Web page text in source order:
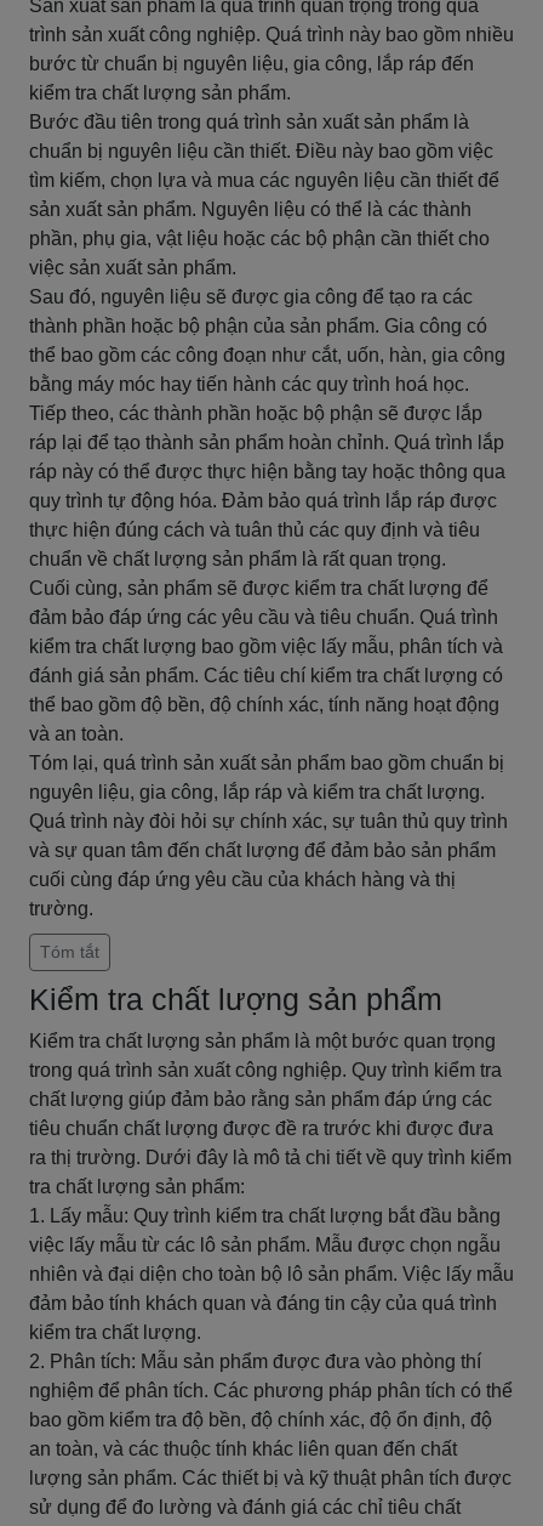
Sản xuất sản phẩm là quá trình quan trọng trong quá
trình sản xuất công nghiệp. Quá trình này bao gồm nhiều
bước từ chuẩn bị nguyên liệu, gia công, lắp ráp đến
kiểm tra chất lượng sản phẩm.
Bước đầu tiên trong quá trình sản xuất sản phẩm là
chuẩn bị nguyên liệu cần thiết. Điều này bao gồm việc
tìm kiếm, chọn lựa và mua các nguyên liệu cần thiết để
sản xuất sản phẩm. Nguyên liệu có thể là các thành
phần, phụ gia, vật liệu hoặc các bộ phận cần thiết cho
việc sản xuất sản phẩm.
Sau đó, nguyên liệu sẽ được gia công để tạo ra các
thành phần hoặc bộ phận của sản phẩm. Gia công có
thể bao gồm các công đoạn như cắt, uốn, hàn, gia công
bằng máy móc hay tiến hành các quy trình hoá học.
Tiếp theo, các thành phần hoặc bộ phận sẽ được lắp
ráp lại để tạo thành sản phẩm hoàn chỉnh. Quá trình lắp
ráp này có thể được thực hiện bằng tay hoặc thông qua
quy trình tự động hóa. Đảm bảo quá trình lắp ráp được
thực hiện đúng cách và tuân thủ các quy định và tiêu
chuẩn về chất lượng sản phẩm là rất quan trọng.
Cuối cùng, sản phẩm sẽ được kiểm tra chất lượng để
đảm bảo đáp ứng các yêu cầu và tiêu chuẩn. Quá trình
kiểm tra chất lượng bao gồm việc lấy mẫu, phân tích và
đánh giá sản phẩm. Các tiêu chí kiểm tra chất lượng có
thể bao gồm độ bền, độ chính xác, tính năng hoạt động
và an toàn.
Tóm lại, quá trình sản xuất sản phẩm bao gồm chuẩn bị
nguyên liệu, gia công, lắp ráp và kiểm tra chất lượng.
Quá trình này đòi hỏi sự chính xác, sự tuân thủ quy trình
và sự quan tâm đến chất lượng để đảm bảo sản phẩm
cuối cùng đáp ứng yêu cầu của khách hàng và thị
trường.
Tóm tắt
Kiểm tra chất lượng sản phẩm
Kiểm tra chất lượng sản phẩm là một bước quan trọng
trong quá trình sản xuất công nghiệp. Quy trình kiểm tra
chất lượng giúp đảm bảo rằng sản phẩm đáp ứng các
tiêu chuẩn chất lượng được đề ra trước khi được đưa
ra thị trường. Dưới đây là mô tả chi tiết về quy trình kiểm
tra chất lượng sản phẩm:
1. Lấy mẫu: Quy trình kiểm tra chất lượng bắt đầu bằng
việc lấy mẫu từ các lô sản phẩm. Mẫu được chọn ngẫu
nhiên và đại diện cho toàn bộ lô sản phẩm. Việc lấy mẫu
đảm bảo tính khách quan và đáng tin cậy của quá trình
kiểm tra chất lượng.
2. Phân tích: Mẫu sản phẩm được đưa vào phòng thí
nghiệm để phân tích. Các phương pháp phân tích có thể
bao gồm kiểm tra độ bền, độ chính xác, độ ổn định, độ
an toàn, và các thuộc tính khác liên quan đến chất
lượng sản phẩm. Các thiết bị và kỹ thuật phân tích được
sử dụng để đo lường và đánh giá các chỉ tiêu chất